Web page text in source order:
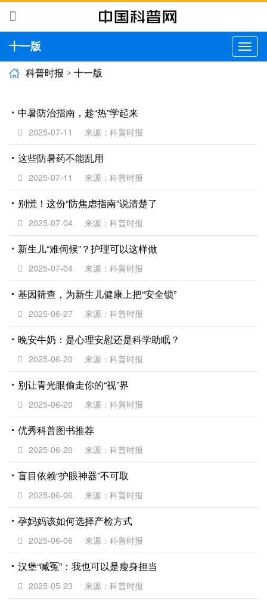
十一版
切
换
科普时报 > 十一版
中暑防治指南，趁“热”学起来
2025-07-11 来源：科普时报
这些防暑药不能乱用
2025-07-11 来源：科普时报
别慌！这份“防焦虑指南”说清楚了
2025-07-04 来源：科普时报
新生儿“难伺候”？护理可以这样做
2025-07-04 来源：科普时报
基因筛查，为新生儿健康上把“安全锁”
2025-06-27 来源：科普时报
晚安牛奶：是心理安慰还是科学助眠？
2025-06-20 来源：科普时报
别让青光眼偷走你的“视”界
2025-06-20 来源：科普时报
优秀科普图书推荐
2025-06-20 来源：科普时报
盲目依赖“护眼神器”不可取
2025-06-06 来源：科普时报
孕妈妈该如何选择产检方式
2025-06-06 来源：科普时报
汉堡“喊冤”：我也可以是瘦身担当
2025-05-23 来源：科普时报